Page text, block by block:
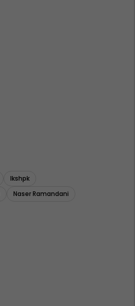
Ikshpk
Naser Ramandani